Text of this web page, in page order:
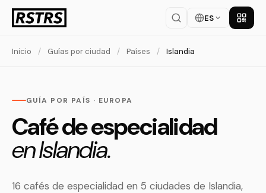
ES
Inicio / Guías por ciudad / Países / Islandia
GUÍA POR PAÍS · EUROPA
Café de especialidad
en Islandia.
16 cafés de especialidad en 5 ciudades de Islandia,